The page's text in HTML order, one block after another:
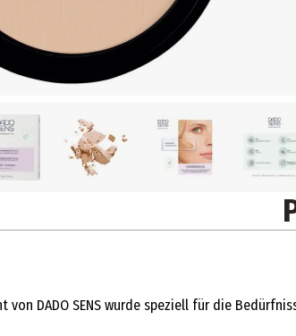
von DADO SENS wurde speziell für die